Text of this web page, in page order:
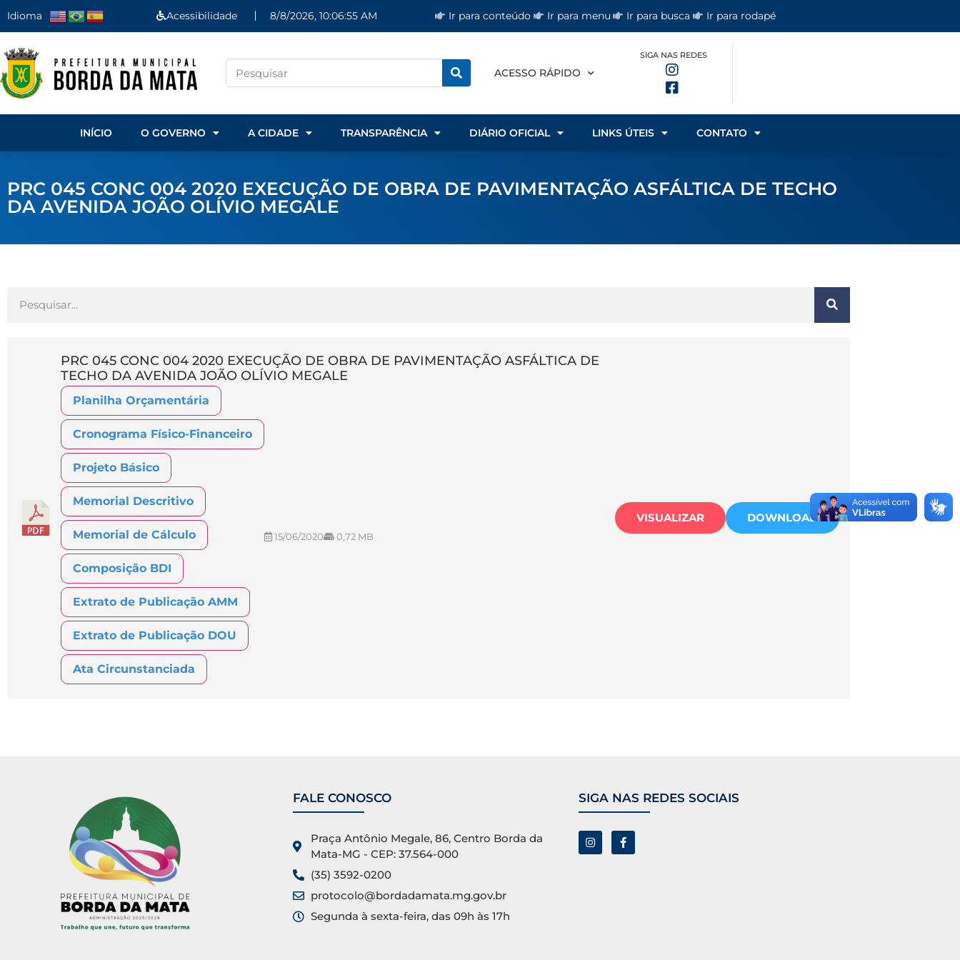
Idioma Acessibilidade 8/8/2026, 10:06:55 AM Ir para conteúdo Ir para menu Ir para busca Ir para rodapé
ACESSO RÁPIDO
SIGA NAS REDES
INÍCIO O GOVERNO A CIDADE TRANSPARÊNCIA DIÁRIO OFICIAL LINKS ÚTEIS CONTATO
PRC 045 CONC 004 2020 EXECUÇÃO DE OBRA DE PAVIMENTAÇÃO ASFÁLTICA DE TECHO
DA AVENIDA JOÃO OLÍVIO MEGALE
PRC 045 CONC 004 2020 EXECUÇÃO DE OBRA DE PAVIMENTAÇÃO ASFÁLTICA DE
TECHO DA AVENIDA JOÃO OLÍVIO MEGALE
Planilha Orçamentária
Cronograma Físico-Financeiro
Projeto Básico
Memorial Descritivo
Memorial de Cálculo
Composição BDI
Extrato de Publicação AMM
Extrato de Publicação DOU
Ata Circunstanciada
15/06/2020 0,72 MB
VISUALIZAR DOWNLOAD
FALE CONOSCO
Praça Antônio Megale, 86, Centro Borda da
Mata-MG - CEP: 37.564-000
(35) 3592-0200
protocolo@bordadamata.mg.gov.br
Segunda à sexta-feira, das 09h às 17h
SIGA NAS REDES SOCIAIS